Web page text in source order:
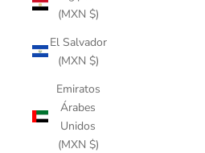
(MXN $)
El Salvador
(MXN $)
Emiratos
Árabes
Unidos
(MXN $)